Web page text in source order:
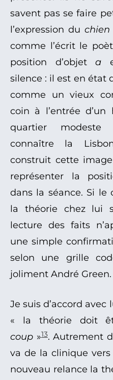
savent pas se faire
l’expression du
comme l’écrit le
position d’objet a
silence : il est en état
comme un vieux
coin à l’entrée
quartier
connaître la
construit cette
représenter la
dans la séance. Si le
la théorie chez lui
lecture des faits
une simple
selon une grille
joliment André Green.
Je suis d’accord
« la théorie doit
coup »13. Autrement
va de la clinique
nouveau relance la